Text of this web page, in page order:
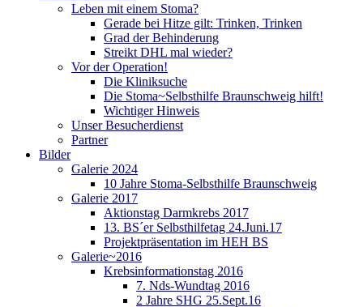
Leben mit einem Stoma?
Gerade bei Hitze gilt: Trinken, Trinken
Grad der Behinderung
Streikt DHL mal wieder?
Vor der Operation!
Die Kliniksuche
Die Stoma~Selbsthilfe Braunschweig hilft!
Wichtiger Hinweis
Unser Besucherdienst
Partner
Bilder
Galerie 2024
10 Jahre Stoma-Selbsthilfe Braunschweig
Galerie 2017
Aktionstag Darmkrebs 2017
13. BS´er Selbsthilfetag 24.Juni.17
Projektpräsentation im HEH BS
Galerie~2016
Krebsinformationstag 2016
7. Nds-Wundtag 2016
2 Jahre SHG 25.Sept.16